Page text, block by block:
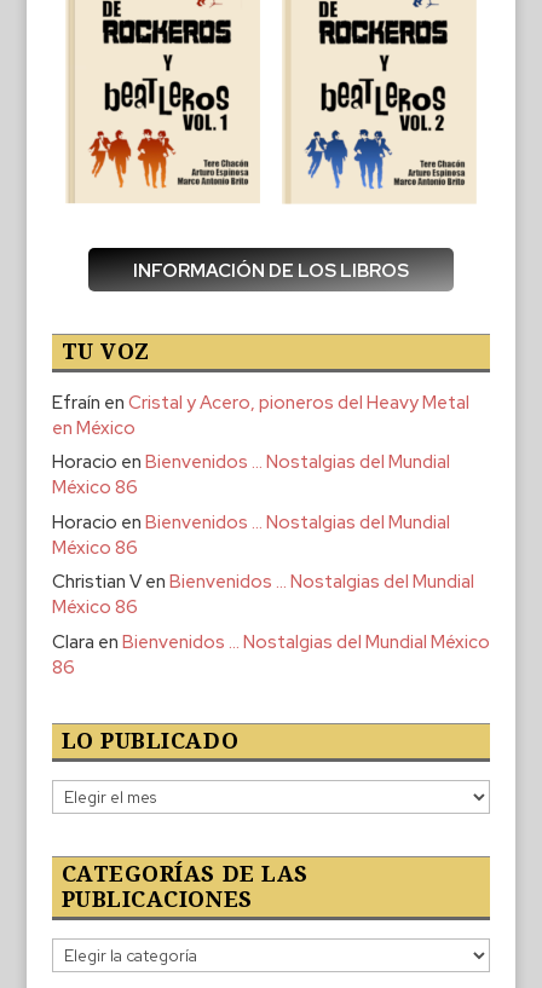
INFORMACIÓN DE LOS LIBROS
TU VOZ
Efraín en Cristal y Acero, pioneros del Heavy Metal
en México
Horacio en Bienvenidos … Nostalgias del Mundial
México 86
Horacio en Bienvenidos … Nostalgias del Mundial
México 86
Christian Ven Bienvenidos … Nostalgias del Mundial
México 86
Clara en Bienvenidos … Nostalgias del Mundial México
86
LO PUBLICADO
Lo
publicado
CATEGORÍAS DE LAS
PUBLICACIONES
Categorías
de